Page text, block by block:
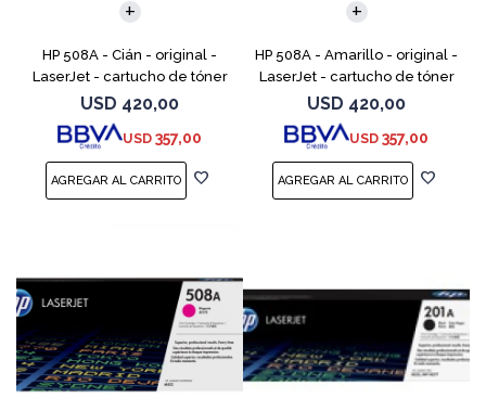
HP 508A - Cián - original -
LaserJet - cartucho de tóner
(CF361A) - para Color
LaserJet Enterprise MFP M577;
LaserJet Enterprise
USD 420,00
USD 357,00
HP 508A - Amarillo - original -
LaserJet - cartucho de tóner
(CF362A) - para Color
LaserJet Enterprise MFP M577;
LaserJet Enterp
USD 420,00
USD 357,00